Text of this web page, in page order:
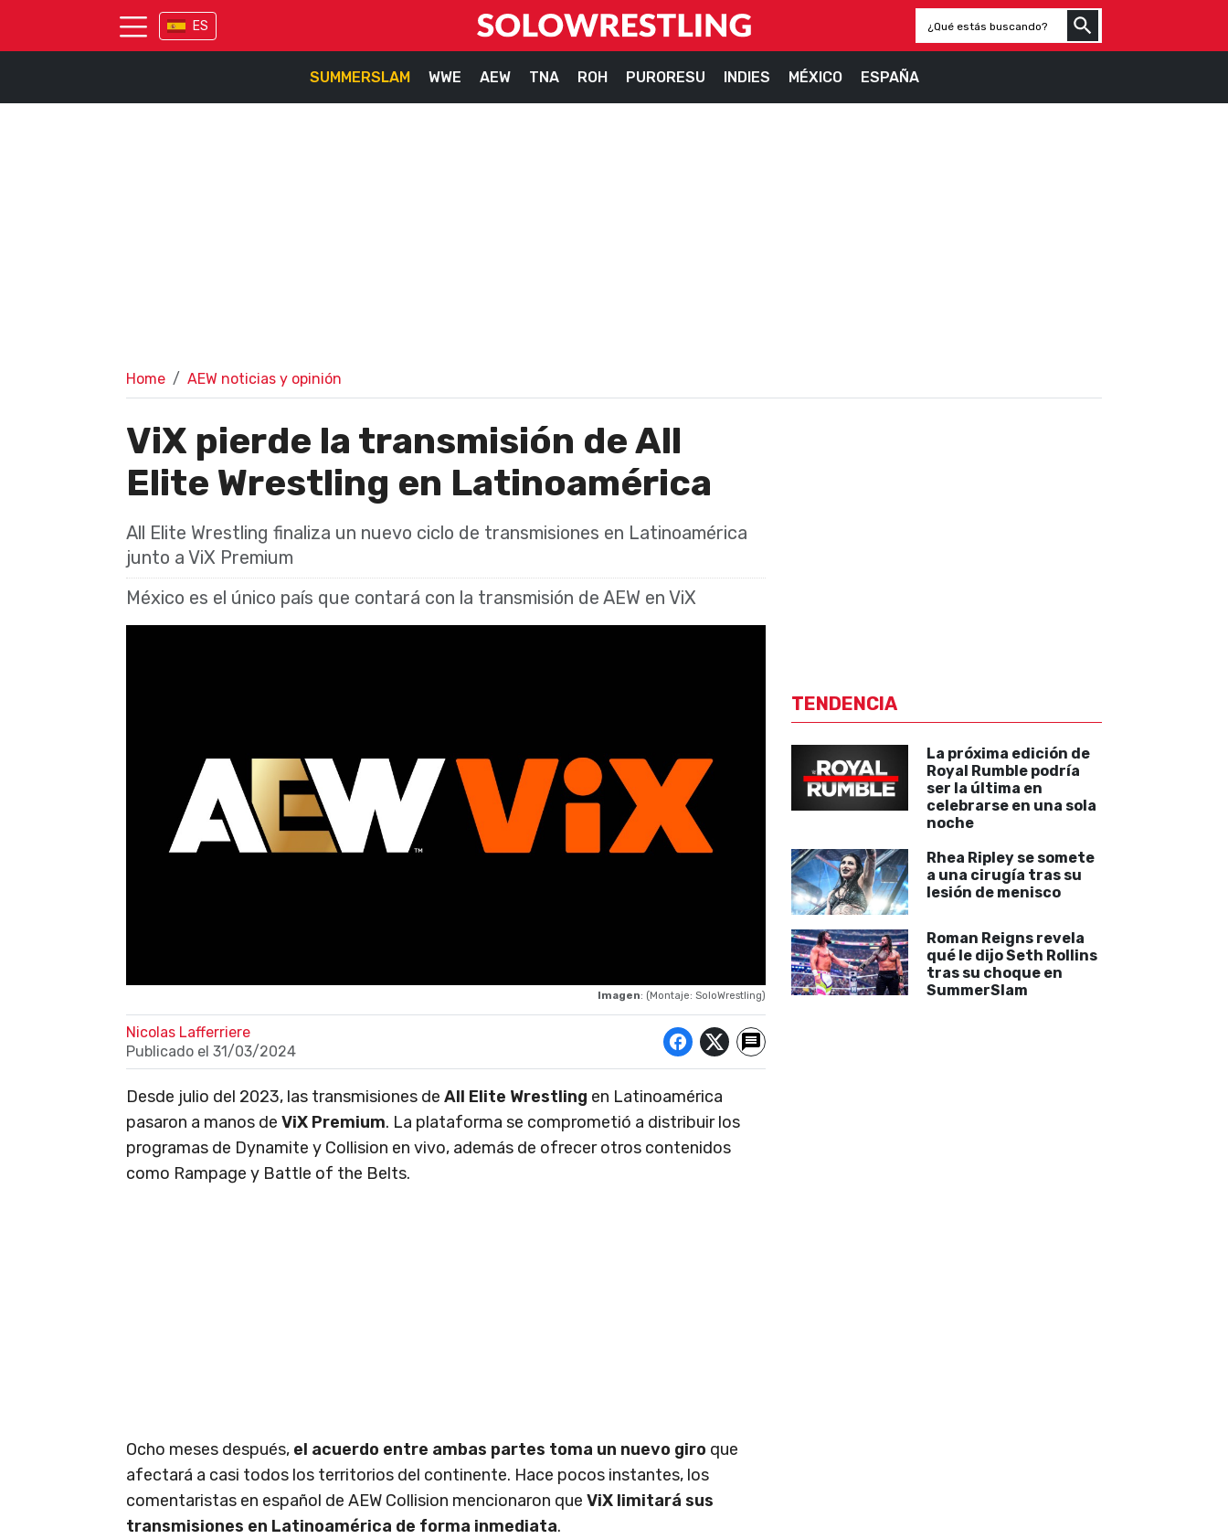
ES
SUMMERSLAM WWE AEW TNA ROH PURORESU INDIES MÉXICO ESPAÑA
Home AEW noticias y opinión
ViX pierde la transmisión de All
Elite Wrestling en Latinoamérica
All Elite Wrestling finaliza un nuevo ciclo de transmisiones en Latinoamérica
junto a ViX Premium
México es el único país que contará con la transmisión de AEW en ViX
Imagen: (Montaje: SoloWrestling)
Nicolas Lafferriere
Publicado el 31/03/2024
Desde julio del 2023, las transmisiones de All Elite Wrestling en Latinoamérica
pasaron a manos de ViX Premium. La plataforma se comprometió a distribuir los
programas de Dynamite y Collision en vivo, además de ofrecer otros contenidos
como Rampage y Battle of the Belts.
Ocho meses después, el acuerdo entre ambas partes toma un nuevo giro que
afectará a casi todos los territorios del continente. Hace pocos instantes, los
comentaristas en español de AEW Collision mencionaron que ViX limitará sus
transmisiones en Latinoamérica de forma inmediata.
TENDENCIA
La próxima edición de
Royal Rumble podría
ser la última en
celebrarse en una sola
noche
Rhea Ripley se somete
a una cirugía tras su
lesión de menisco
Roman Reigns revela
qué le dijo Seth Rollins
tras su choque en
SummerSlam